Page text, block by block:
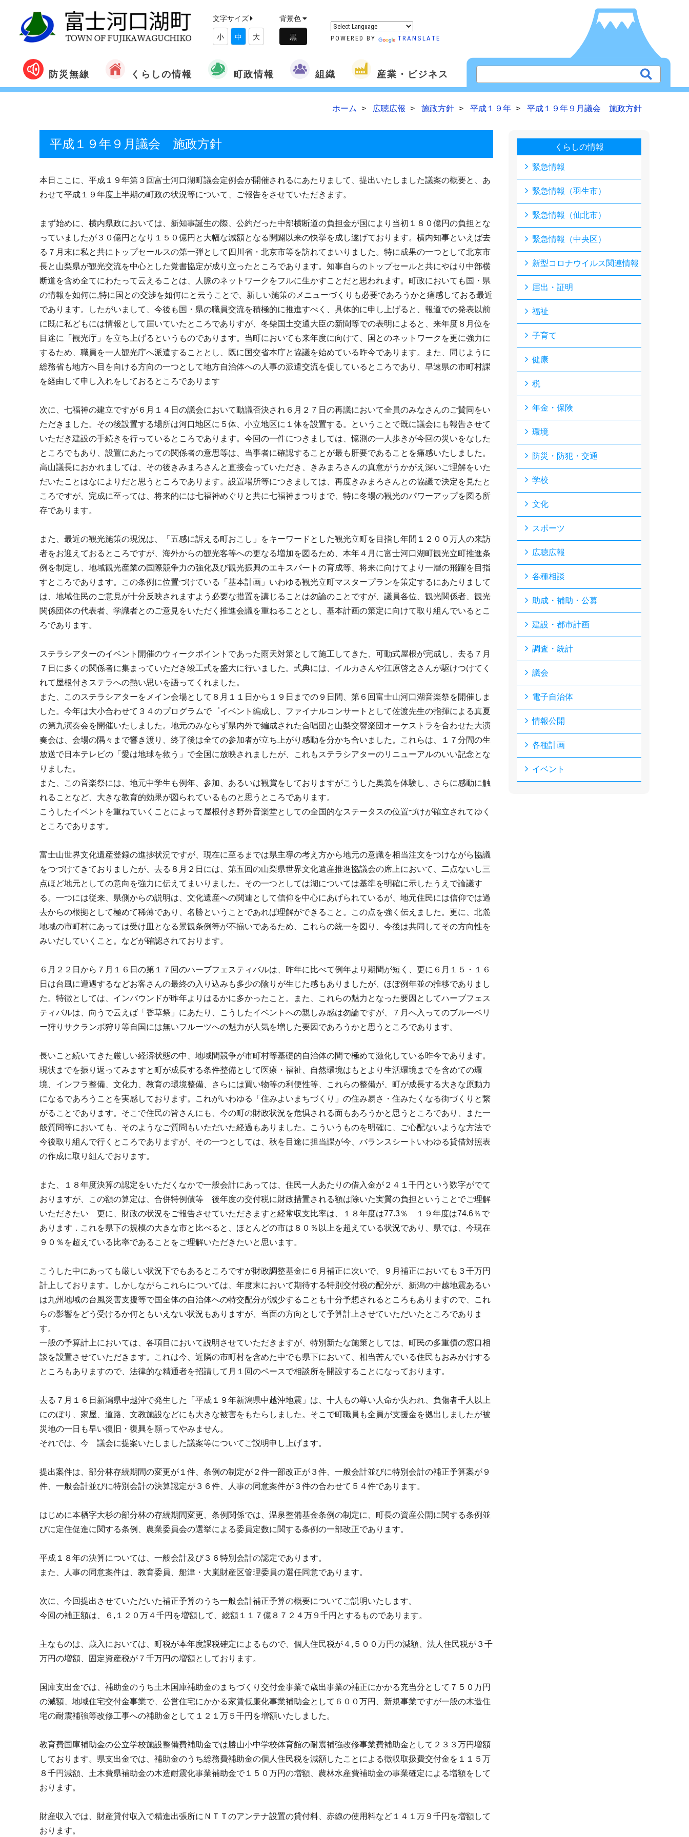
文字サイズ
小 中 大
背景色
POWERED BY TRANSLATE
防災無線 くらしの情報 町政情報 組織 産業・ビジネス
ホーム 広聴広報 施政方針 平成１９年 平成１９年９月議会 施政方針
平成１９年９月議会 施政方針
本日ここに、平成１９年第３回富士河口湖町議会定例会が開催されるにあたりまして、提出いたしました議案の概要と、あ
わせて平成１９年度上半期の町政の状況等について、ご報告をさせていただきます。
まず始めに、横内県政においては、新知事誕生の際、公約だった中部横断道の負担金が国により当初１８０億円の負担とな
っていましたが３０億円となり１５０億円と大幅な減額となる開闢以来の快挙を成し遂げております。横内知事といえば去
る７月末に私と共にトップセールスの第一弾として四川省・北京市等を訪れてまいりました。特に成果の一つとして北京市
長と山梨県が観光交流を中心とした覚書協定が成り立ったところであります。知事自らのトップセールと共にやはり中部横
断道を含め全てにわたって云えることは、人脈のネットワークをフルに生かすことだと思われます。町政においても国・県
の情報を如何に,特に国との交渉を如何にと云うことで、新しい施策のメニューづくりも必要であろうかと痛感しておる最近
であります。したがいまして、今後も国・県の職員交流を積極的に推進すべく、具体的に申し上げると、報道での発表以前
に既に私どもには情報として届いていたところでありすが、冬柴国土交通大臣の新聞等での表明によると、来年度８月位を
目途に「観光庁」を立ち上げるというものであります。当町においても来年度に向けて、国とのネットワークを更に強力に
するため、職員を一人観光庁へ派遣することとし、既に国交省本庁と協議を始めている昨今であります。また、同じように
総務省も地方へ目を向ける方向の一つとして地方自治体への人事の派遣交流を促しているところであり、早速県の市町村課
を経由して申し入れをしておるところであります
次に、七福神の建立ですが６月１４日の議会において動議否決され６月２７日の再議において全員のみなさんのご賛同をい
ただきました。その後設置する場所は河口地区に５体、小立地区に１体を設置する。ということで既に議会にも報告させて
いただき建設の手続きを行っているところであります。今回の一件につきましては、憶測の一人歩きが今回の災いをなした
ところでもあり、設置にあたっての関係者の意思等は、当事者に確認することが最も肝要であることを痛感いたしました。
高山議長におかれましては、その後きみまろさんと直接会っていただき、きみまろさんの真意がうかがえ深いご理解をいた
だいたことはなによりだと思うところであります。設置場所等につきましては、再度きみまろさんとの協議で決定を見たと
ころですが、完成に至っては、将来的には七福神めぐりと共に七福神まつりまで、特に冬場の観光のパワーアップを図る所
存であります。
また、最近の観光施策の現況は、「五感に訴える町おこし」をキーワードとした観光立町を目指し年間１２００万人の来訪
者をお迎えておるところですが、海外からの観光客等への更なる増加を図るため、本年４月に富士河口湖町観光立町推進条
例を制定し、地域観光産業の国際競争力の強化及び観光振興のエキスパートの育成等、将来に向けてより一層の飛躍を目指
すところであります。この条例に位置づけている「基本計画」いわゆる観光立町マスタープランを策定するにあたりまして
は、地域住民のご意見が十分反映されますよう必要な措置を講じることは勿論のことですが、議員各位、観光関係者、観光
関係団体の代表者、学識者とのご意見をいただく推進会議を重ねることとし、基本計画の策定に向けて取り組んでいるとこ
ろであります。
ステラシアターのイベント開催のウィークポイントであった雨天対策として施工してきた、可動式屋根が完成し、去る７月
７日に多くの関係者に集まっていただき竣工式を盛大に行いました。式典には、イルカさんや江原啓之さんが駆けつけてく
れて屋根付きステラへの熱い思いを語ってくれました。
また、このステラシアターをメイン会場として８月１１日から１９日までの９日間、第６回富士山河口湖音楽祭を開催しま
した。今年は大小合わせて３４のプログラムで゜イベント編成し、ファイナルコンサートとして佐渡先生の指揮による真夏
の第九演奏会を開催いたしました。地元のみならず県内外で編成された合唱団と山梨交響楽団オーケストラを合わせた大演
奏会は、会場の隅々まで響き渡り、終了後は全ての参加者が立ち上がり感動を分かち合いました。これらは、１７分間の生
放送で日本テレビの「愛は地球を救う」で全国に放映されましたが、これもステラシアターのリニューアルのいい記念とな
りました。
また、この音楽祭には、地元中学生も例年、参加、あるいは観賞をしておりますがこうした奥義を体験し、さらに感動に触
れることなど、大きな教育的効果が図られているものと思うところであります。
こうしたイベントを重ねていくことによって屋根付き野外音楽堂としての全国的なステータスの位置づけが確立されてゆく
ところであります。
富士山世界文化遺産登録の進捗状況ですが、現在に至るまでは県主導の考え方から地元の意識を相当注文をつけながら協議
をつづけてきておりましたが、去る８月２日には、第五回の山梨県世界文化遺産推進協議会の席上において、二点ないし三
点ほど地元としての意向を強力に伝えてまいりました。その一つとしては湖については基準を明確に示したうえで論議す
る。一つには従来、県側からの説明は、文化遺産への関連として信仰を中心にあげられているが、地元住民には信仰では過
去からの根拠として極めて稀薄であり、名勝ということであれば理解ができること。この点を強く伝えました。更に、北麓
地域の市町村にあっては受け皿となる景観条例等が不揃いであるため、これらの統一を図り、今後は共同してその方向性を
みいだしていくこと。などが確認されております。
６月２２日から７月１６日の第１７回のハーブフェスティバルは、昨年に比べて例年より期間が短く、更に６月１５・１６
日は台風に遭遇するなどお客さんの最終の入り込みも多少の陰りが生じた感もありましたが、ほぼ例年並の推移でありまし
た。特徴としては、インバウンドが昨年よりはるかに多かったこと。また、これらの魅力となった要因としてハーブフェス
ティバルは、向うで云えば「香草祭」にあたり、こうしたイベントへの親しみ感は勿論ですが、７月へ入ってのブルーベリ
ー狩りサクランボ狩り等自国には無いフルーツへの魅力が人気を増した要因であろうかと思うところであります。
長いこと続いてきた厳しい経済状態の中、地域間競争が市町村等基礎的自治体の間で極めて激化している昨今であります。
現状までを振り返ってみますと町が成長する条件整備として医療・福祉、自然環境はもとより生活環境までを含めての環
境、インフラ整備、文化力、教育の環境整備、さらには買い物等の利便性等、これらの整備が、町が成長する大きな原動力
になるであろうことを実感しております。これがいわゆる「住みよいまちづくり」の住み易さ・住みたくなる街づくりと繋
がることであります。そこで住民の皆さんにも、今の町の財政状況を危惧される面もあろうかと思うところであり、また一
般質問等においても、そのようなご質問もいただいた経過もありました。こういうものを明確に、ご心配ないような方法で
今後取り組んで行くところでありますが、その一つとしては、秋を目途に担当課が今、バランスシートいわゆる貸借対照表
の作成に取り組んでおります。
また、１８年度決算の認定をいただくなかで一般会計にあっては、住民一人あたりの借入金が２４１千円という数字がでて
おりますが、この額の算定は、合併特例債等 後年度の交付税に財政措置される額は除いた実質の負担ということでご理解
いただきたい 更に、財政の状況をご報告させていただきますと経常収支比率は、１８年度は77.3％ １９年度は74.6％で
あります．これを県下の規模の大きな市と比べると、ほとんどの市は８０％以上を超えている状況であり、県では、今現在
９０％を超えている比率であることをご理解いただきたいと思います。
こうした中にあっても厳しい状況下でもあるところですが財政調整基金に６月補正に次いで、９月補正においても３千万円
計上しております。しかしながらこれらについては、年度末において期待する特別交付税の配分が、新潟の中越地震あるい
は九州地域の台風災害支援等で国全体の自治体への特交配分が減少することも十分予想されるところもありますので、これ
らの影響をどう受けるか何ともいえない状況もありますが、当面の方向として予算計上させていただいたところでありま
す。
一般の予算計上においては、各項目において説明させていただきますが、特別新たな施策としては、町民の多重債の窓口相
談を設置させていただきます。これは今、近隣の市町村を含めた中でも県下において、相当苦んでいる住民もおみかけする
ところもありますので、法律的な精通者を招請して月１回のペースで相談所を開設することになっております。
去る７月１６日新潟県中越沖で発生した「平成１９年新潟県中越沖地震」は、十人もの尊い人命か失われ、負傷者千人以上
にのぼり、家屋、道路、文教施設などにも大きな被害をもたらしました。そこで町職員も全員が支援金を拠出しましたが被
災地の一日も早い復旧・復興を願ってやみません。
それでは、今 議会に提案いたしました議案等についてご説明申し上げます。
提出案件は、部分林存続期間の変更が１件、条例の制定が２件一部改正が３件、一般会計並びに特別会計の補正予算案が９
件、一般会計並びに特別会計の決算認定が３６件、人事の同意案件が３件の合わせて５４件であります。
はじめに本栖字大杉の部分林の存続期間変更、条例関係では、温泉整備基金条例の制定に、町長の資産公開に関する条例並
びに定住促進に関する条例、農業委員会の選挙による委員定数に関する条例の一部改正であります。
平成１８年の決算については、一般会計及び３６特別会計の認定であります。
また、人事の同意案件は、教育委員、船津・大嵐財産区管理委員の選任同意であります。
次に、今回提出させていただいた補正予算のうち一般会計補正予算の概要についてご説明いたします。
今回の補正額は、６,１２０万４千円を増額して、総額１１７億８７２４万９千円とするものであります。
主なものは、歳入においては、町税が本年度課税確定によるもので、個人住民税が４,５００万円の減額、法人住民税が３千
万円の増額、固定資産税が７千万円の増額としております。
国庫支出金では、補助金のうち土木国庫補助金のまちづくり交付金事業で歳出事業の補正にかかる充当分として７５０万円
の減額、地域住宅交付金事業で、公営住宅にかかる家賃低廉化事業補助金として６００万円、新規事業ですが一般の木造住
宅の耐震補強等改修工事への補助金として１２１万５千円を増額いたしました。
教育費国庫補助金の公立学校施設整備費補助金では勝山小中学校体育館の耐震補強改修事業費補助金として２３３万円増額
しております。県支出金では、補助金のうち総務費補助金の個人住民税を減額したことによる徴収取扱費交付金を１１５万
８千円減額、土木費県補助金の木造耐震化事業補助金で１５０万円の増額、農林水産費補助金の事業確定による増額をして
おります。
財産収入では、財産貸付収入で精進出張所にＮＴＴのアンテナ設置の貸付料、赤線の使用料など１４１万９千円を増額して
おります。
くらしの情報
緊急情報
緊急情報（羽生市）
緊急情報（仙北市）
緊急情報（中央区）
新型コロナウイルス関連情報
届出・証明
福祉
子育て
健康
税
年金・保険
環境
防災・防犯・交通
学校
文化
スポーツ
広聴広報
各種相談
助成・補助・公募
建設・都市計画
調査・統計
議会
電子自治体
情報公開
各種計画
イベント